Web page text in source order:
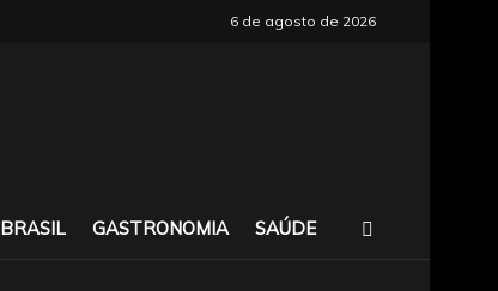
6 de agosto de 2026
BRASIL GASTRONOMIA SAÚDE